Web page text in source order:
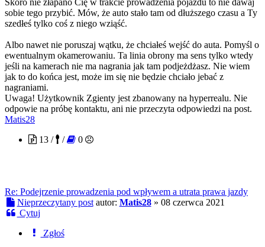
sobie tego przybić. Mów, że auto stało tam od dłuższego czasu a Ty
szedłeś tylko coś z niego wziąść.
Albo nawet nie poruszaj wątku, że chciałeś wejść do auta. Pomyśl o
ewentualnym okamerowaniu. Ta linia obrony ma sens tylko wtedy
jeśli na kamerach nie ma nagrania jak tam podjeżdżasz. Nie wiem
jak to do końca jest, może im się nie będzie chciało jebać z
nagraniami.
Uwaga! Użytkownik Zgienty jest zbanowany na hyperrealu. Nie
odpowie na próbę kontaktu, ani nie przeczyta odpowiedzi na post.
Matis28
13 /
/ 0
Re: Podejrzenie prowadzenia pod wpływem a utrata prawa jazdy
Nieprzeczytany post autor: Matis28» 08 czerwca 2021
Cytuj
Zgłoś